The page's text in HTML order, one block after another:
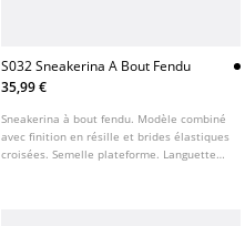
S032 Sneakerina A Bout Fendu
35,99 €
Sneakerina à bout fendu. Modèle combiné
avec finition en résille et brides élastiques
croisées. Semelle plateforme. Languette